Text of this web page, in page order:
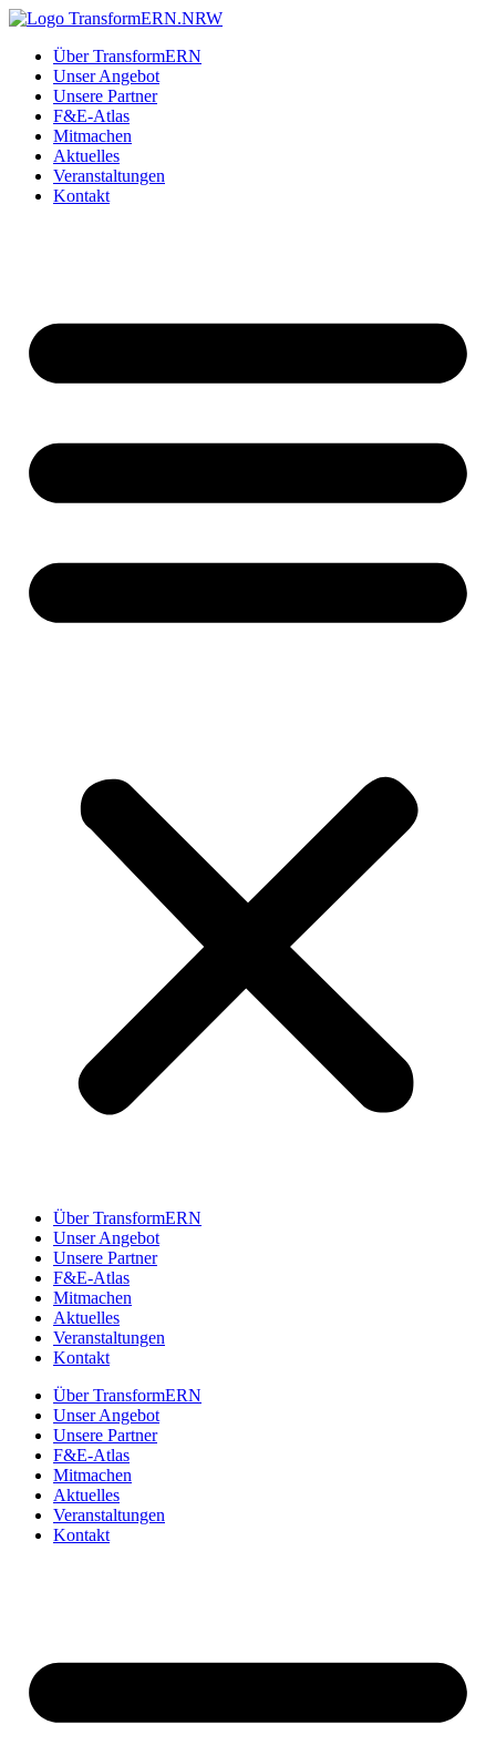
Zum
springenÜber TransformERN
Unser Angebot
Unsere Partner
F&E-Atlas
Mitmachen
Aktuelles
Veranstaltungen
Kontakt
Über TransformERN
Unser Angebot
Unsere Partner
F&E-Atlas
Mitmachen
Aktuelles
Veranstaltungen
Kontakt
Über TransformERN
Unser Angebot
Unsere Partner
F&E-Atlas
Mitmachen
Aktuelles
Veranstaltungen
Kontakt